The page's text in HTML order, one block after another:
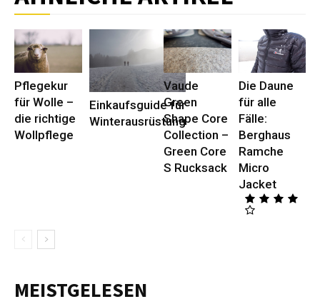
Pflegekur
für Wolle –
die richtige
Wollpflege
Einkaufsguide für
Winterausrüstung
Vaude
Green
Shape Core
Collection –
Green Core
S Rucksack
Die Daune
für alle
Fälle:
Berghaus
Ramche
Micro
Jacket
MEISTGELESEN